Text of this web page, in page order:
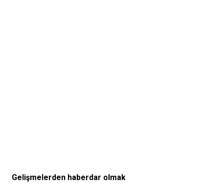
Gelişmelerden haberdar olmak